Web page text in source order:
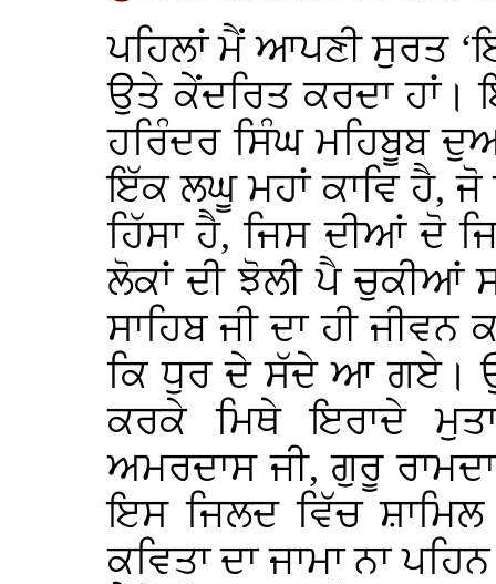
ਪਹਿਲਾਂ ਮੈਂ ਆਪਣੀ ਸੁਰਤ
ਉਤੇ ਕੇਂਦਰਿਤ ਕਰਦਾ ਹਾਂ।
ਹਰਿੰਦਰ ਸਿੰਘ ਮਹਿਬੂਬ
ਇੱਕ ਲਘੂ ਮਹਾਂ ਕਾਵਿ ਹੈ,
ਹਿੱਸਾ ਹੈ, ਜਿਸ ਦੀਆਂ ਦੋ
ਲੋਕਾਂ ਦੀ ਝੋਲੀ ਪੈ
ਸਾਹਿਬ ਜੀ ਦਾ ਹੀ
ਕਿ ਧੁਰ ਦੇ ਸੱਦੇ ਆ ਗਏ।
ਕਰਕੇ ਮਿਥੇ ਇਰਾਦੇ
ਅਮਰਦਾਸ ਜੀ, ਗੁਰੂ
ਇਸ ਜਿਲਦ ਵਿੱਚ ਸ਼ਾਮਿਲ
ਕਵਿਤਾ ਦਾ ਜਾਮਾ ਨਾ